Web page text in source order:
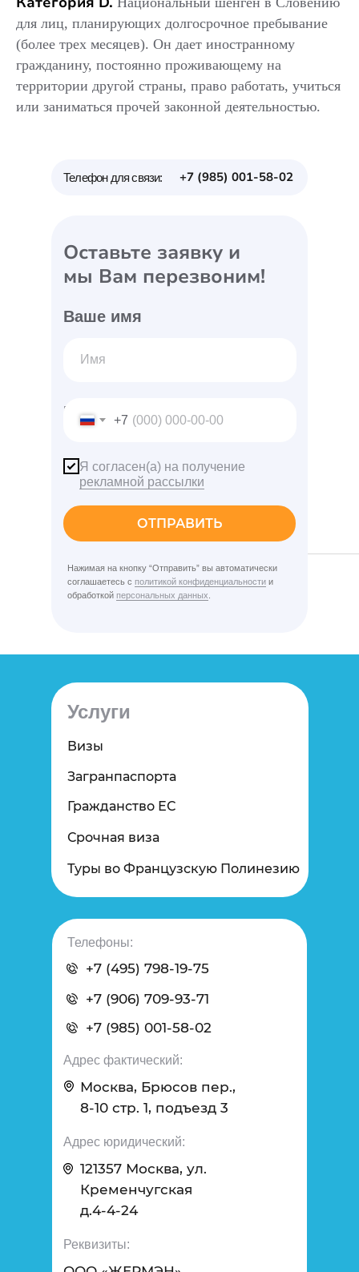
для лиц, планирующих долгосрочное пребывание
(более трех месяцев). Он дает иностранному
гражданину, постоянно проживающему на
территории другой страны, право работать, учиться
или заниматься прочей законной деятельностью.
+7 (985) 001-58-02
Ваше имя
Ваш телефон
Оставьте заявку и
мы Вам перезвоним!
+7
Я согласен(а) на получение
рекламной рассылки
ОТПРАВИТЬ
Телефон для связи:
Нажимая на кнопку “Отправить” вы автоматически
соглашаетесь с политикой конфиденциальности и
обработкой персональных данных
Услуги
+7 (906) 709-93-71
+7 (495) 798-19-75
Москва, Брюсов пер.,
8-10 стр. 1, подъезд 3
+7 (985) 001-58-02
121357 Москва, ул.
Кременчугская
д.4-4-24
Адрес юридический:
Адрес фактический:
Реквизиты:
Телефоны:
Срочная виза
Гражданство ЕС
Загранпаспорта
Туры во Французскую Полинезию
Визы